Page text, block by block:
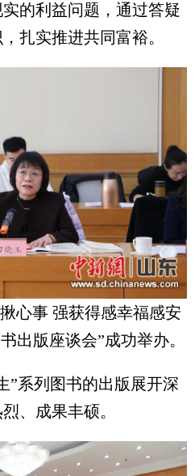
的利益问题，通过答疑
扎实推进共同富裕。
心事 强获得感幸福感安
出版座谈会”成功举办。
系列图书的出版展开深
、成果丰硕。